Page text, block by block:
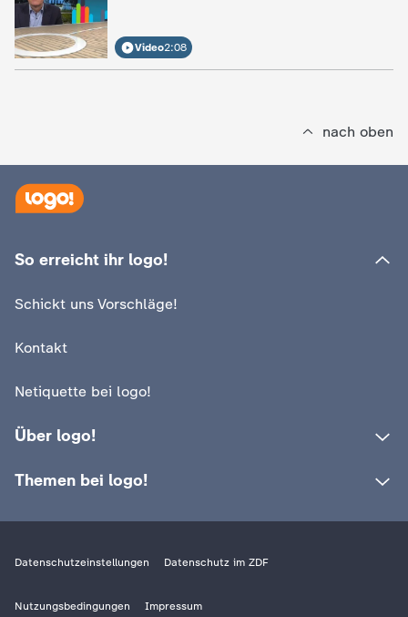
Video2:08
nach oben
So erreicht ihr logo!
Schickt uns Vorschläge!
Kontakt
Netiquette bei logo!
Über logo!
Themen bei logo!
Datenschutzeinstellungen Datenschutz im ZDF
Nutzungsbedingungen Impressum